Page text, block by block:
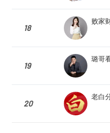
18
败家
19
璐哥
20
老白